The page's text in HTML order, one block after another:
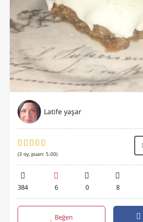
Latife yaşar
(3 oy, puan: 5.00)
384 6 0 8
Beğen